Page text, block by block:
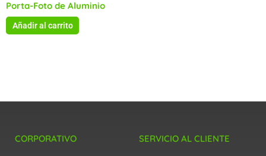
Porta-Foto de Aluminio
Añadir al carrito
CORPORATIVO SERVICIO AL CLIENTE